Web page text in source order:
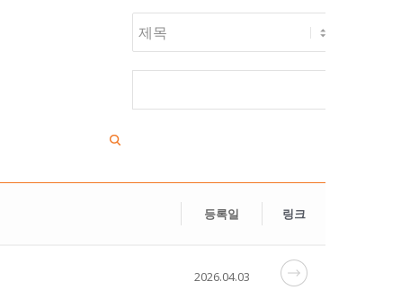
등록일 링크
2026.04.03